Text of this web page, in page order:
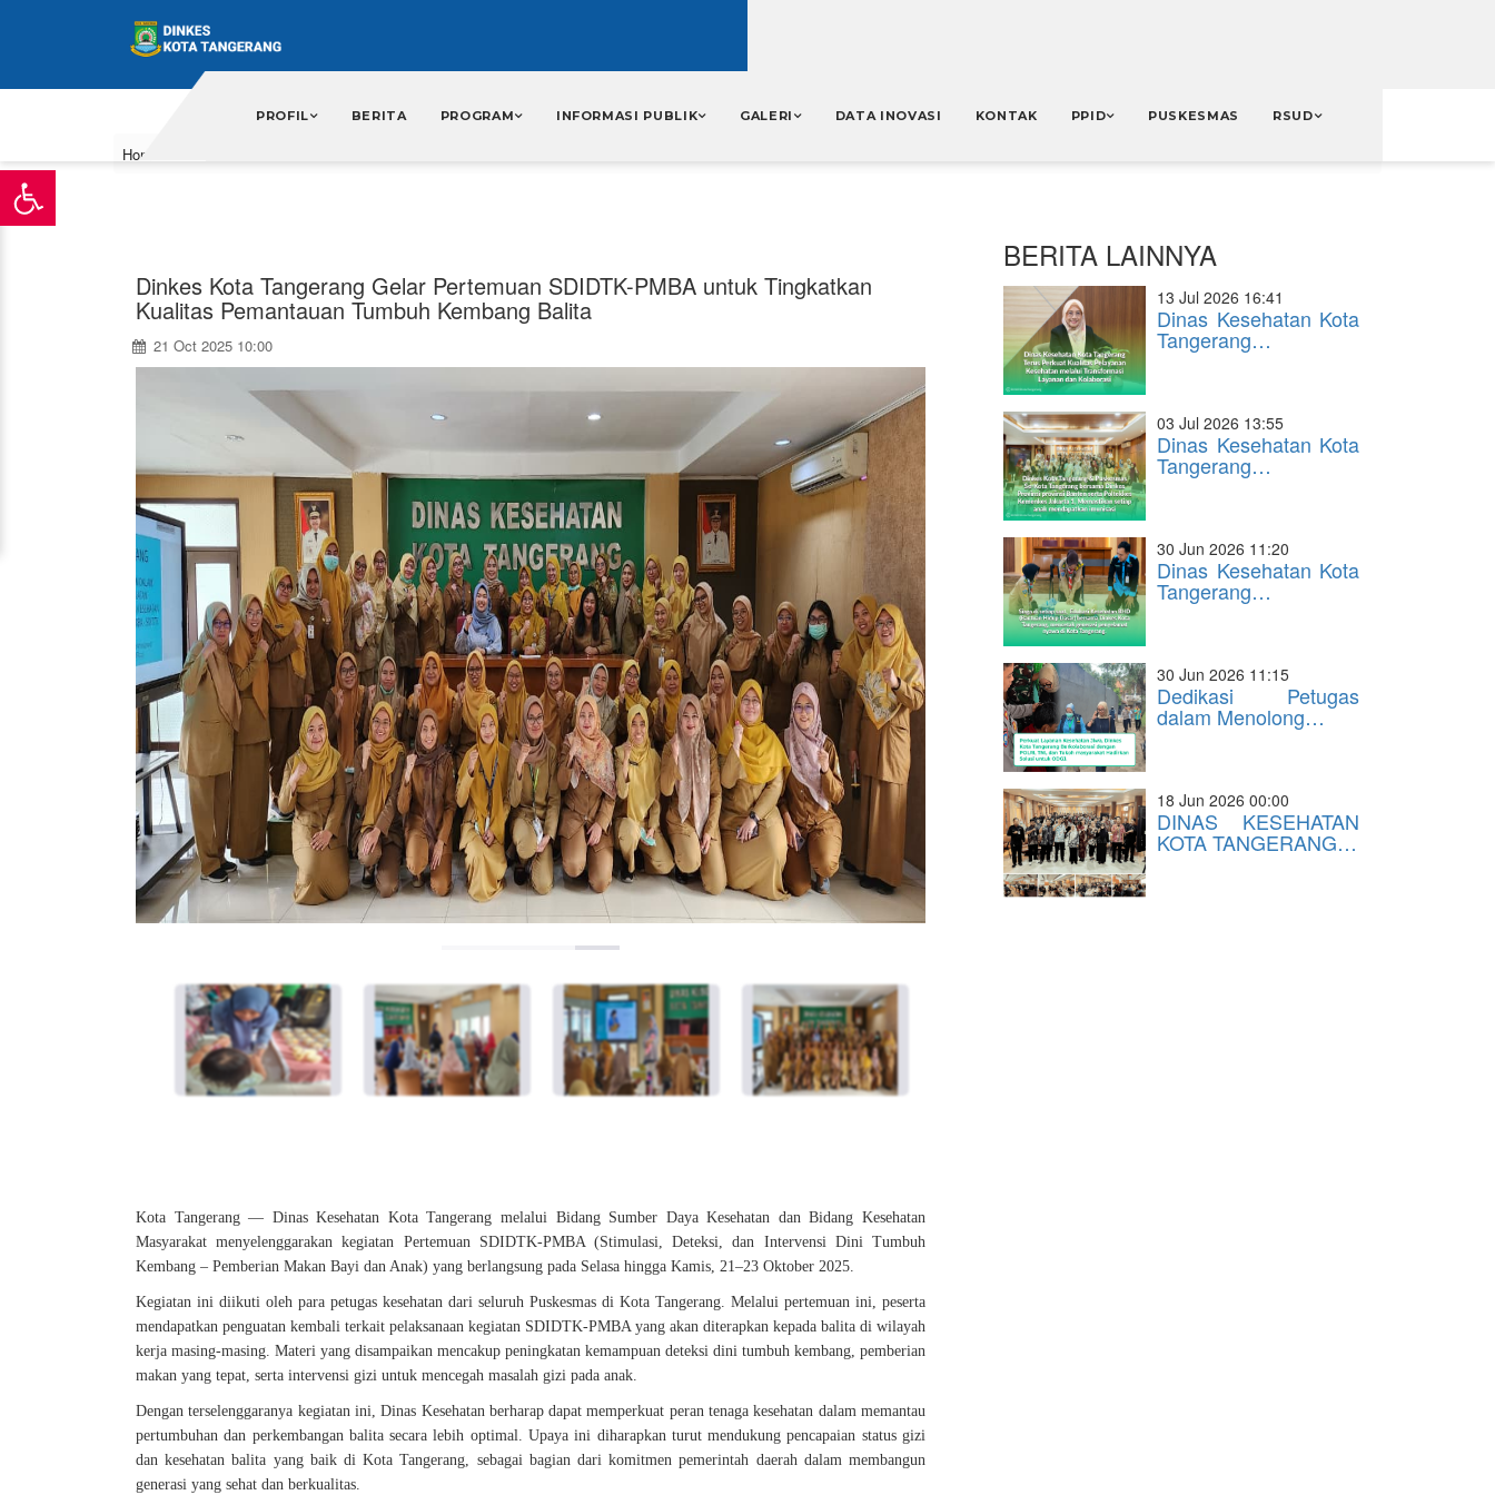
PROFIL BERITA PROGRAM INFORMASI PUBLIK GALERI DATA INOVASI KONTAK PPID PUSKESMAS RSUD
Home
Dinkes Kota Tangerang Gelar Pertemuan SDIDTK-PMBA untuk Tingkatkan
Kualitas Pemantauan Tumbuh Kembang Balita
21 Oct 2025 10:00
Kota Tangerang — Dinas Kesehatan Kota Tangerang melalui Bidang Sumber Daya Kesehatan danBidang Kesehatan
Masyarakat menyelenggarakan kegiatan Pertemuan SDIDTK-PMBA (Stimulasi, Deteksi, dan Intervensi Dini Tumbuh
Kembang – Pemberian Makan Bayi dan Anak) yang berlangsung pada Selasa hingga Kamis, 21–23 Oktober 2025.
Kegiatan ini diikuti oleh para petugas kesehatan dari seluruh Puskesmas di Kota Tangerang. Melalui pertemuan ini, peserta
mendapatkan penguatan kembali terkait pelaksanaan kegiatan SDIDTK-PMBA yang akan diterapkan kepada balita di wilayah
kerja masing-masing. Materi yang disampaikan mencakup peningkatan kemampuan deteksi dini tumbuh kembang, pemberian
makan yang tepat, serta intervensi gizi untuk mencegah masalah gizi pada anak.
Dengan terselenggaranya kegiatan ini, Dinas Kesehatan berharap dapat memperkuat peran tenaga kesehatan dalam memantau
pertumbuhan dan perkembangan balita secara lebih optimal. Upaya ini diharapkan turut mendukung pencapaian status gizi
dan kesehatan balita yang baik di Kota Tangerang, sebagai bagian dari komitmen pemerintah daerah dalam membangun
generasi yang sehat dan berkualitas.
BERITA LAINNYA
13 Jul 2026 16:41
Dinas Kesehatan Kota
Tangerang…
03 Jul 2026 13:55
Dinas Kesehatan Kota
Tangerang…
30 Jun 2026 11:20
Dinas Kesehatan Kota
Tangerang…
30 Jun 2026 11:15
Dedikasi Petugas
dalam Menolong…
18 Jun 2026 00:00
DINAS KESEHATAN
KOTA TANGERANG…